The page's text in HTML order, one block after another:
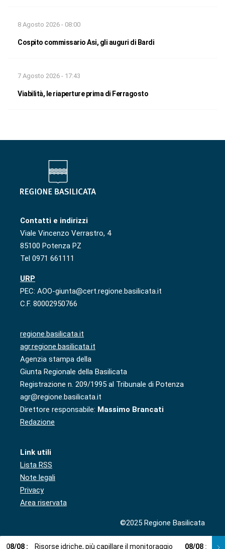
8 Agosto 2026 - 08:00
Cospito commissario Asi, gli auguri di Bardi
7 Agosto 2026 - 17:43
Viabilità, le riaperture prima di Ferragosto
Contatti e indirizzi
Viale Vincenzo Verrastro, 4
85100 Potenza PZ
Tel 0971 661111
URP
PEC: AOO-giunta@cert.regione.basilicata.it
C.F. 80002950766
regione.basilicata.it
agr.regione.basilicata.it
Agenzia stampa della
Giunta Regionale della Basilicata
Registrazione n. 209/1995 al Tribunale di Potenza
agr@regione.basilicata.it
Direttore responsabile: Massimo Brancati
Redazione
Link utili
Lista RSS
Note legali
Privacy
Area riservata
©2025 Regione Basilicata
08/08 : Risorse idriche, più capillare il monitoraggio 08/08 :